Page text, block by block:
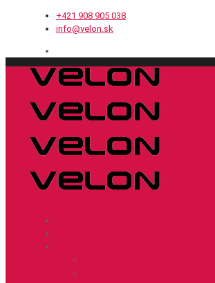
+421 908 905 038
info@velon.sk